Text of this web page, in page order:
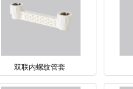
双联内螺纹管套